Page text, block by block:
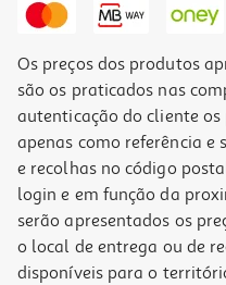
+0,10 € Depósito
Promoção
Os preços dos produtos
são os praticados nas
autenticação do cliente os
apenas como referência e
e recolhas no código
login e em função da
serão apresentados os
o local de entrega ou de
disponíveis para o